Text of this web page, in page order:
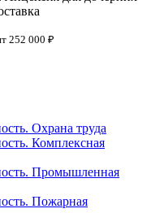
252 000 ₽
Охрана труда
Комплексная
Промышленная
Пожарная